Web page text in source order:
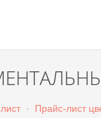
· Прайс-лист